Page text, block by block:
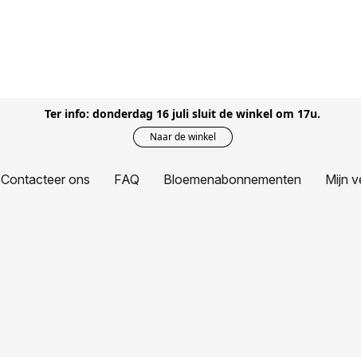
Ter info: donderdag 16 juli sluit de winkel om 17u.
Naar de winkel
Contacteer ons FAQ Bloemenabonnementen Mijn